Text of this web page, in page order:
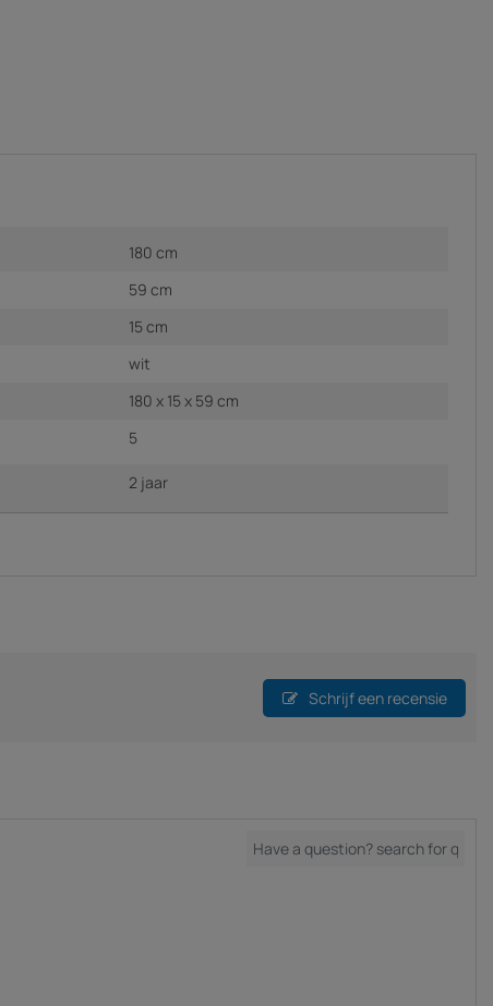
180 cm
59 cm
15 cm
wit
180 x 15 x 59 cm
5
2 jaar
Schrijf een recensie